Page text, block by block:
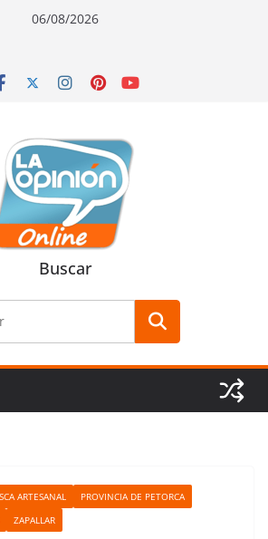
06/08/2026
Buscar
ARTESANAL
PROVINCIA DE PETORCA
ZAPALLAR